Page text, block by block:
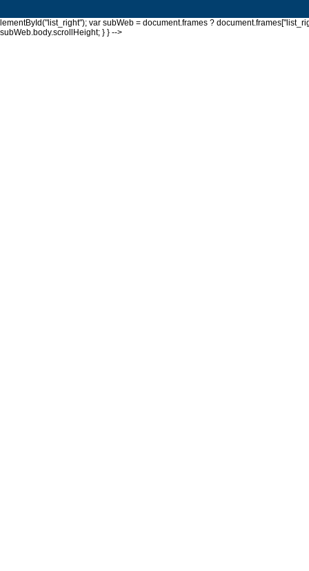
lementById("list_right"); var subWeb = document.frames ?
subWeb.body.scrollHeight; } } -->